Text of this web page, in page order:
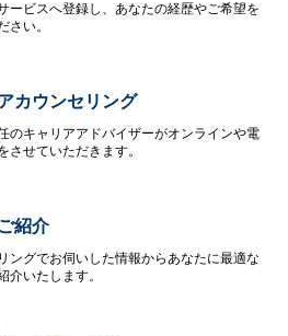
ービスへ登録し、あなたの経歴やご希望を
さい。
カウンセリング
のキャリアアドバイザーがオンラインや電
させていただきます。
紹介
ングでお伺いした情報からあなたに最適な
介いたします。